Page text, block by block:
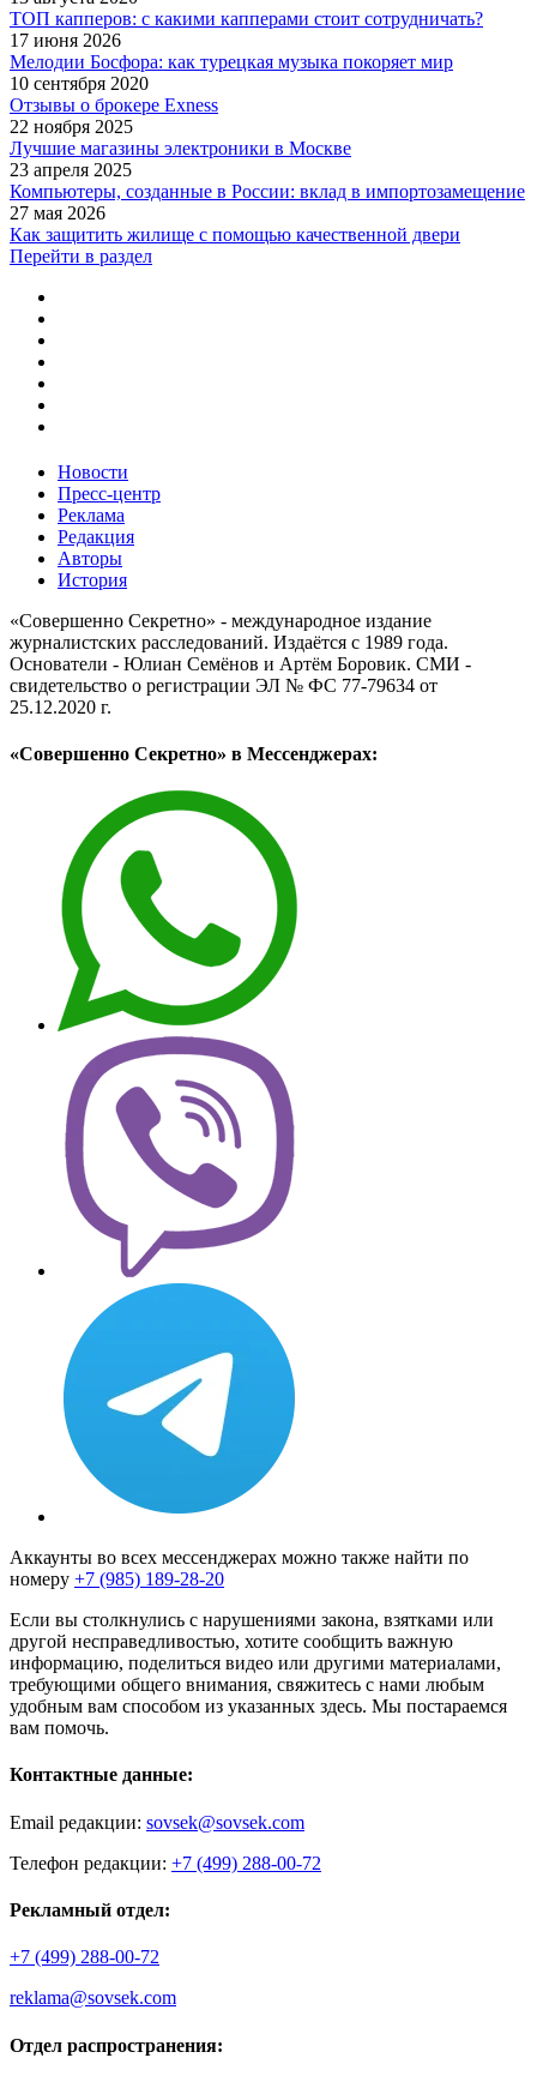
ТОП капперов: с какими капперами стоит сотрудничать?
17 июня 2026
Мелодии Босфора: как турецкая музыка покоряет мир
10 сентября 2020
Отзывы о брокере Exness
22 ноября 2025
Лучшие магазины электроники в Москве
23 апреля 2025
Компьютеры, созданные в России: вклад в импортозамещение
27 мая 2026
Как защитить жилище с помощью качественной двери
Перейти в раздел
Новости
Пресс-центр
Реклама
Редакция
Авторы
История
«Совершенно Секретно» - международное издание
журналистских расследований. Издаётся с 1989 года.
Основатели - Юлиан Семёнов и Артём Боровик. CМИ -
свидетельство о регистрации ЭЛ № ФС 77-79634 от
25.12.2020 г.
«Совершенно Секретно» в Мессенджерах:
Аккаунты во всех мессенджерах можно также найти по
номеру +7 (985) 189-28-20
Если вы столкнулись с нарушениями закона, взятками или
другой несправедливостью, хотите сообщить важную
информацию, поделиться видео или другими материалами,
требующими общего внимания, свяжитесь с нами любым
удобным вам способом из указанных здесь. Мы постараемся
вам помочь.
Контактные данные:
Email редакции: sovsek@sovsek.com
Телефон редакции: +7 (499) 288-00-72
Рекламный отдел:
+7 (499) 288-00-72
reklama@sovsek.com
Отдел распространения: